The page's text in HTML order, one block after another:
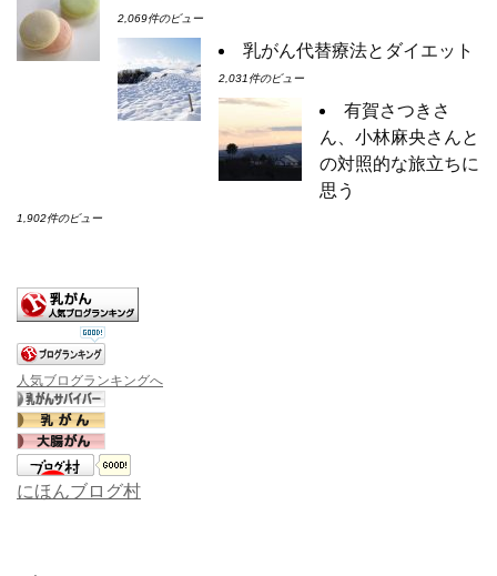
2,069件のビュー
乳がん代替療法とダイエット
2,031件のビュー
有賀さつきさ
ん、小林麻央さんと
の対照的な旅立ちに
思う
1,902件のビュー
人気ブログランキングへ
にほんブログ村